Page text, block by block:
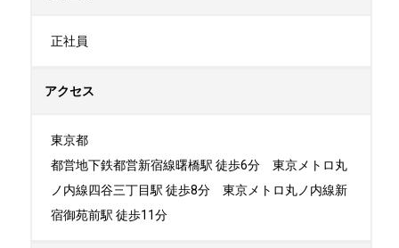
正社員
アクセス
東京都
都営地下鉄都営新宿線曙橋駅 徒歩6分　東京メトロ丸
ノ内線四谷三丁目駅 徒歩8分　東京メトロ丸ノ内線新
宿御苑前駅 徒歩11分